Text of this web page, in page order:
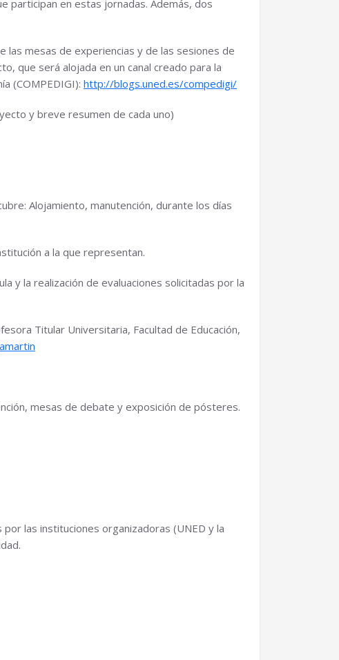
participan en estas jornadas. Además, dos
las mesas de experiencias y de las sesiones de
que será alojada en un canal creado para la
(COMPEDIGI): http://blogs.uned.es/compedigi/
y breve resumen de cada uno)
Alojamiento, manutención, durante los días
a la que representan.
y la realización de evaluaciones solicitadas por la
Titular Universitaria, Facultad de Educación,
mesas de debate y exposición de pósteres.
las instituciones organizadoras (UNED y la